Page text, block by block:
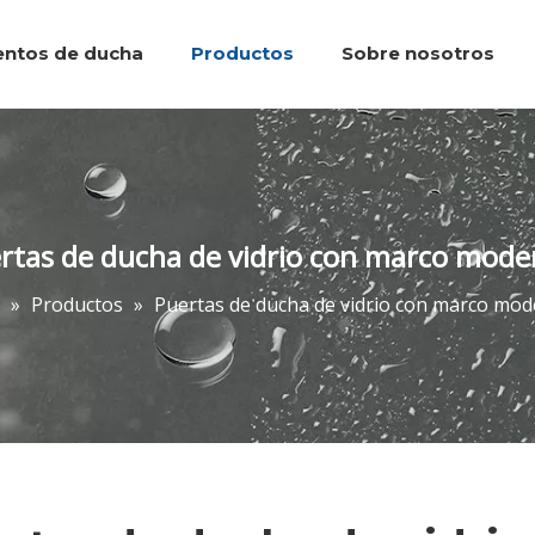
de ducha Productos Sobre nosotros
de ducha de vidrio con marco
» Productos » Puertas de ducha de vidrio con marco